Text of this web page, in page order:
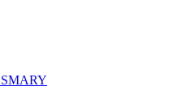
SMARY